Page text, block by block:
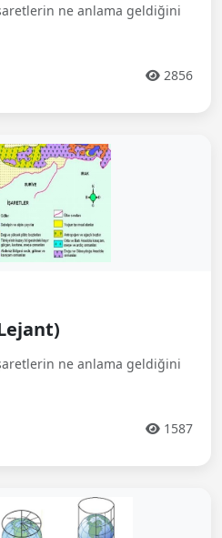
ne anlama geldiğini
2856
ne anlama geldiğini
1587